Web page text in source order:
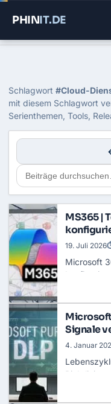
PHINIT.DE
Tag: Cloud-
Schlagwort #Cloud-
mit diesem Schlagwort
Serienthemen, Tools,
MS365 |
Microsoft
technisch
d…
19. Juli 2026
Microsoft
Signale
Richtlinien
betreibt
4. Januar